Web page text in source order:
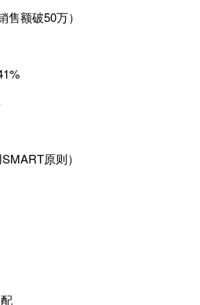
额破50万）
原则）